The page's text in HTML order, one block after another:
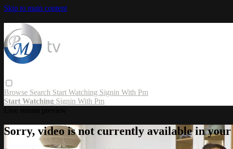
Skip to main content
Browse Search Start Watching Signin With Pm
Start Watching Signin With Pm
Sorry, video is not currently available in